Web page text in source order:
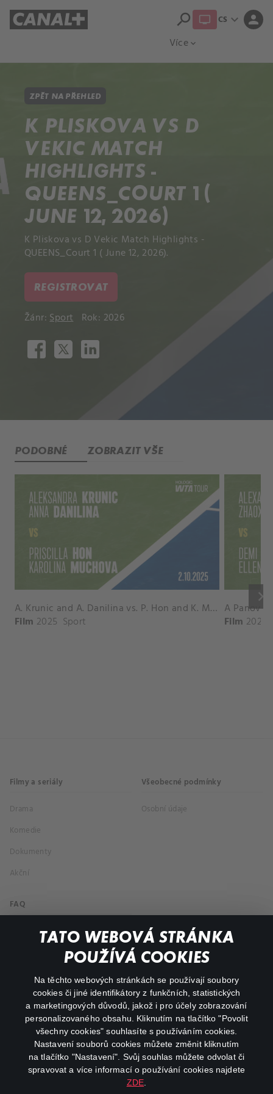
TATO WEBOVÁ STRÁNKA
POUŽÍVÁ COOKIES
Na těchto webových stránkách se používají soubory
cookies či jiné identifikátory z funkčních, statistických
a marketingových důvodů, jakož i pro účely zobrazování
personalizovaného obsahu. Kliknutím na tlačítko "Povolit
všechny cookies" souhlasíte s používáním cookies.
Nastavení souborů cookies můžete změnit kliknutím
na tlačítko "Nastavení". Svůj souhlas můžete odvolat či
spravovat a více informací o používání cookies najdete
ZDE
Více expand_more
search CS expand_more person
ZPĚT NA PŘEHLED
K PLISKOVA VS D
VEKIC MATCH
HIGHLIGHTS -
QUEENS_COURT 1 (
JUNE 12, 2026)
K Pliskova vs D Vekic Match Highlights -
QUEENS_Court 1 ( June 12, 2026).
REGISTROVAT
Žánr:Sport Rok: 2026
PODOBNÉ ZOBRAZIT VŠE
keyboard_arrow_right
A. Krunic and A. Danilina vs. P. Hon and K. Muchova Match Highlights - BEIJING_Capital Group Diamond ( October 02, 2025)
Film 2025 Sport Film 2026
Filmy a seriály
Drama
Komedie
Dokumenty
Akční
Všeobecné podmínky
Osobní údaje
FAQ
Můj účet
Důležité odkazy
facebookinstagram
youtube